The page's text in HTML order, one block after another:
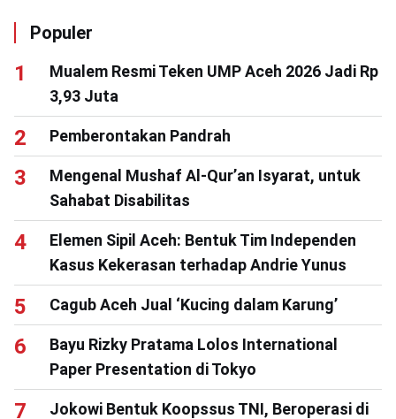
Populer
Mualem Resmi Teken UMP Aceh 2026 Jadi Rp
3,93 Juta
Pemberontakan Pandrah
Mengenal Mushaf Al-Qur’an Isyarat, untuk
Sahabat Disabilitas
Elemen Sipil Aceh: Bentuk Tim Independen
Kasus Kekerasan terhadap Andrie Yunus
Cagub Aceh Jual ‘Kucing dalam Karung’
Bayu Rizky Pratama Lolos International
Paper Presentation di Tokyo
Jokowi Bentuk Koopssus TNI, Beroperasi di